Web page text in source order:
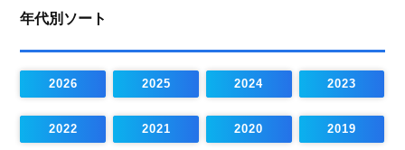
年代別ソート
2026 2025 2024 2023
2022 2021 2020 2019